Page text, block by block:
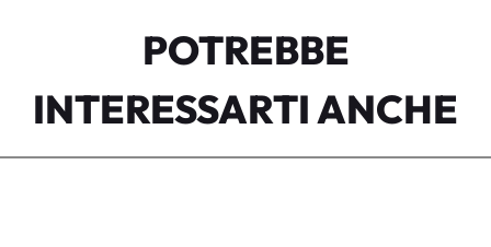
POTREBBE
INTERESSARTI ANCHE